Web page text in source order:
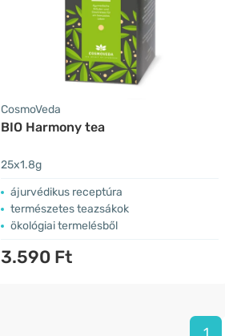
CosmoVeda
BIO Harmony tea
25x1.8g
ájurvédikus receptúra
természetes teazsákok
ökológiai termelésből
3.590 Ft
1